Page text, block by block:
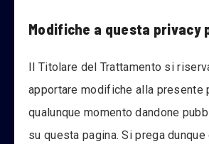
Modifiche a questa privacy
Il Titolare del Trattamento si
apportare modifiche alla presente
qualunque momento dandone
su questa pagina. Si prega